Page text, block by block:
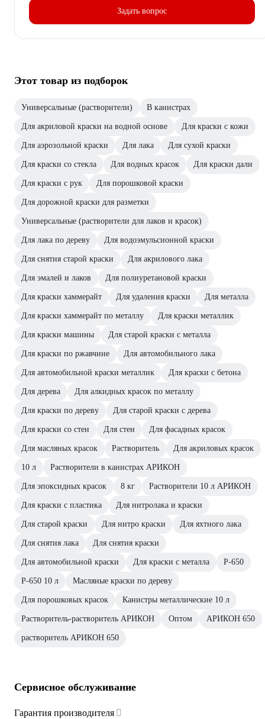
Задать вопрос
Этот товар из подборок
Универсальные (растворители) В канистрах
Для акриловой краски на водной основе Для краски с кожи
Для аэрозольной краски Для лака Для сухой краски
Для краски со стекла Для водных красок Для краски дали
Для краски с рук Для порошковой краски
Для дорожной краски для разметки
Универсальные (растворители для лаков и красок)
Для лака по дереву Для водоэмульсионной краски
Для снятия старой краски Для акрилового лака
Для эмалей и лаков Для полиуретановой краски
Для краски хаммерайт Для удаления краски Для металла
Для краски хаммерайт по металлу Для краски металлик
Для краски машины Для старой краски с металла
Для краски по ржавчине Для автомобильного лака
Для автомобильной краски металлик Для краски с бетона
Для дерева Для алкидных красок по металлу
Для краски по дереву Для старой краски с дерева
Для краски со стен Для стен Для фасадных красок
Для масляных красок Растворитель Для акриловых красок
10 л Растворители в канистрах АРИКОН
Для эпоксидных красок 8 кг Растворители 10 л АРИКОН
Для краски с пластика Для нитролака и краски
Для старой краски Для нитро краски Для яхтного лака
Для снятия лака Для снятия краски
Для автомобильной краски Для краски с металла Р-650
Р-650 10 л Масляные краски по дереву
Для порошковых красок Канистры металлические 10 л
Растворитель-растворитель АРИКОН Оптом АРИКОН 650
растворитель АРИКОН 650
Сервисное обслуживание
Гарантия производителя